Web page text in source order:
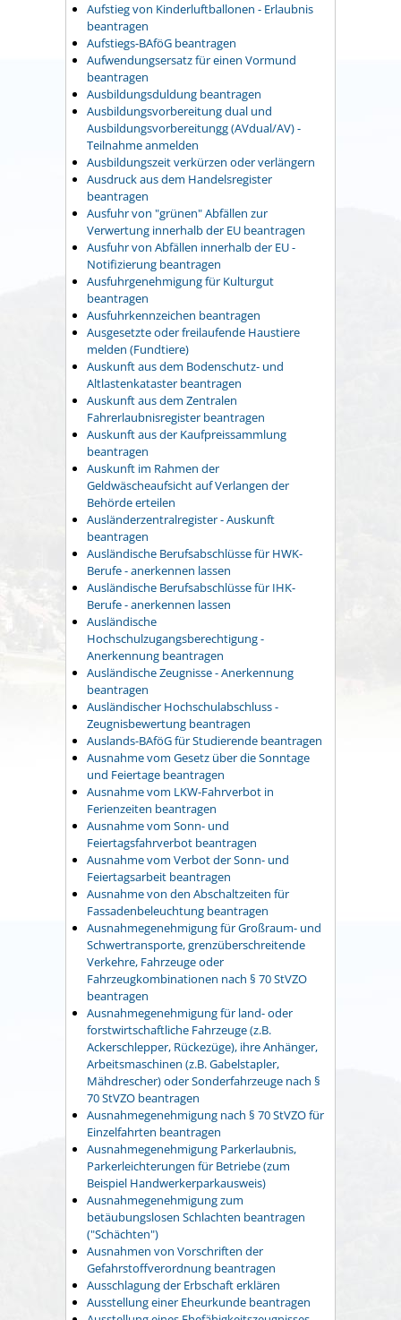
Aufstieg von Kinderluftballonen - Erlaubnis
beantragen
Aufstiegs-BAföG beantragen
Aufwendungsersatz für einen Vormund
beantragen
Ausbildungsduldung beantragen
Ausbildungsvorbereitung dual und
Ausbildungsvorbereitungg (AVdual/AV) -
Teilnahme anmelden
Ausbildungszeit verkürzen oder verlängern
Ausdruck aus dem Handelsregister
beantragen
Ausfuhr von "grünen" Abfällen zur
Verwertung innerhalb der EU beantragen
Ausfuhr von Abfällen innerhalb der EU -
Notifizierung beantragen
Ausfuhrgenehmigung für Kulturgut
beantragen
Ausfuhrkennzeichen beantragen
Ausgesetzte oder freilaufende Haustiere
melden (Fundtiere)
Auskunft aus dem Bodenschutz- und
Altlastenkataster beantragen
Auskunft aus dem Zentralen
Fahrerlaubnisregister beantragen
Auskunft aus der Kaufpreissammlung
beantragen
Auskunft im Rahmen der
Geldwäscheaufsicht auf Verlangen der
Behörde erteilen
Ausländerzentralregister - Auskunft
beantragen
Ausländische Berufsabschlüsse für HWK-
Berufe - anerkennen lassen
Ausländische Berufsabschlüsse für IHK-
Berufe - anerkennen lassen
Ausländische
Hochschulzugangsberechtigung -
Anerkennung beantragen
Ausländische Zeugnisse - Anerkennung
beantragen
Ausländischer Hochschulabschluss -
Zeugnisbewertung beantragen
Auslands-BAföG für Studierende beantragen
Ausnahme vom Gesetz über die Sonntage
und Feiertage beantragen
Ausnahme vom LKW-Fahrverbot in
Ferienzeiten beantragen
Ausnahme vom Sonn- und
Feiertagsfahrverbot beantragen
Ausnahme vom Verbot der Sonn- und
Feiertagsarbeit beantragen
Ausnahme von den Abschaltzeiten für
Fassadenbeleuchtung beantragen
Ausnahmegenehmigung für Großraum- und
Schwertransporte, grenzüberschreitende
Verkehre, Fahrzeuge oder
Fahrzeugkombinationen nach § 70 StVZO
beantragen
Ausnahmegenehmigung für land- oder
forstwirtschaftliche Fahrzeuge (z.B.
Ackerschlepper, Rückezüge), ihre Anhänger,
Arbeitsmaschinen (z.B. Gabelstapler,
Mähdrescher) oder Sonderfahrzeuge nach §
70 StVZO beantragen
Ausnahmegenehmigung nach § 70 StVZO für
Einzelfahrten beantragen
Ausnahmegenehmigung Parkerlaubnis,
Parkerleichterungen für Betriebe (zum
Beispiel Handwerkerparkausweis)
Ausnahmegenehmigung zum
betäubungslosen Schlachten beantragen
("Schächten")
Ausnahmen von Vorschriften der
Gefahrstoffverordnung beantragen
Ausschlagung der Erbschaft erklären
Ausstellung einer Eheurkunde beantragen